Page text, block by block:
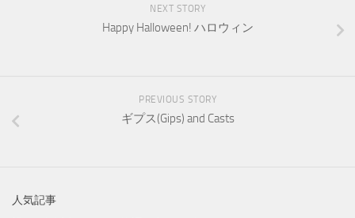
NEXT STORY
Happy Halloween! ハロウィン
PREVIOUS STORY
ギプス(Gips) and Casts
人気記事